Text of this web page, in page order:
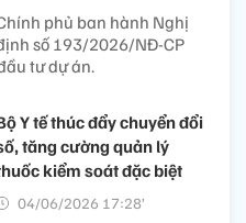
phủ ban hành Nghị
số 193/2026/NĐ-CP
tư dự án.
Y tế thúc đẩy chuyển đổi
tăng cường quản lý
kiểm soát đặc biệt
04/06/2026 17:28’